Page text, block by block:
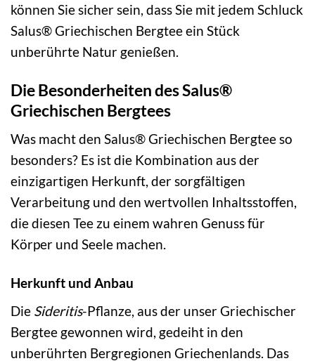
können Sie sicher sein, dass Sie mit jedem Schluck
Salus® Griechischen Bergtee ein Stück
unberührte Natur genießen.
Die Besonderheiten des Salus®
Griechischen Bergtees
Was macht den Salus® Griechischen Bergtee so
besonders? Es ist die Kombination aus der
einzigartigen Herkunft, der sorgfältigen
Verarbeitung und den wertvollen Inhaltsstoffen,
die diesen Tee zu einem wahren Genuss für
Körper und Seele machen.
Herkunft und Anbau
Die Sideritis-Pflanze, aus der unser Griechischer
Bergtee gewonnen wird, gedeiht in den
unberührten Bergregionen Griechenlands. Das